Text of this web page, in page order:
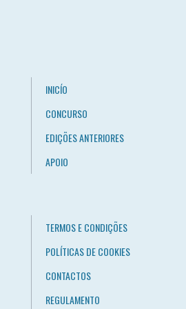
INICÍO
CONCURSO
EDIÇÕES ANTERIORES
APOIO
TERMOS E CONDIÇÕES
POLÍTICAS DE COOKIES
CONTACTOS
REGULAMENTO